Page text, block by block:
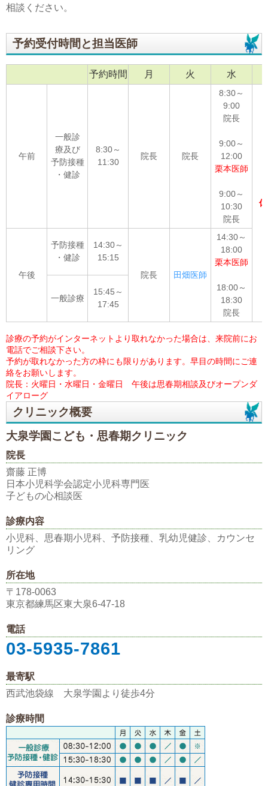
相談ください。
予約受付時間と担当医師
予約時間 月 火 水
午前
一般診
療及び
予防接種
・健診
8:30～
11:30
院長 院長
8:30～
9:00
院長
9:00～
12:00
栗本医師
9:00～
10:30
院長
午後
予防接種
・健診
14:30～
15:15
院長
田畑医師
14:30～
18:00
栗本医師
18:00～
18:30
院長
一般診療
15:45～
17:45
診療の予約がインターネットより取れなかった場合は、来院前にお
電話でご相談下さい。
予約が取れなかった方の枠にも限りがあります。早目の時間にご連
絡をお願いします。
院長：火曜日・水曜日・金曜日 午後は思春期相談及びオープンダ
イアローグ
クリニック概要
大泉学園こども・思春期クリニック
院長
齋藤 正博
日本小児科学会認定小児科専門医
子どもの心相談医
診療内容
小児科、思春期小児科、予防接種、乳幼児健診、カウンセ
リング
所在地
〒178-0063
東京都練馬区東大泉6-47-18
電話
03-5935-7861
最寄駅
西武池袋線 大泉学園より徒歩4分
診療時間